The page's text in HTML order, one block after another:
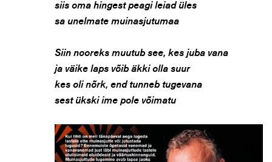
siis oma hingest peagi leiad üles
sa unelmate muinasjutumaa
Siin nooreks muutub see, kes juba vana
ja väike laps võib äkki olla suur
kes oli nõrk, end tunneb tugevana
sest ükski ime pole võimatu